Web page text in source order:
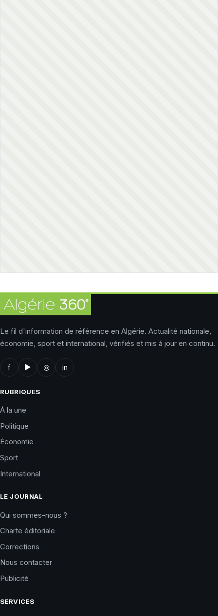
Le fil d'information de référence en Algérie. Actualité nationale,
économie, sport et international, vérifiés et mis à jour en continu.
f ▶ ◎ in
RUBRIQUES
À la une
Politique
Économie
Sport
International
LE JOURNAL
Qui sommes-nous ?
Charte éditoriale
Corrections
Nous contacter
Publicité
SERVICES